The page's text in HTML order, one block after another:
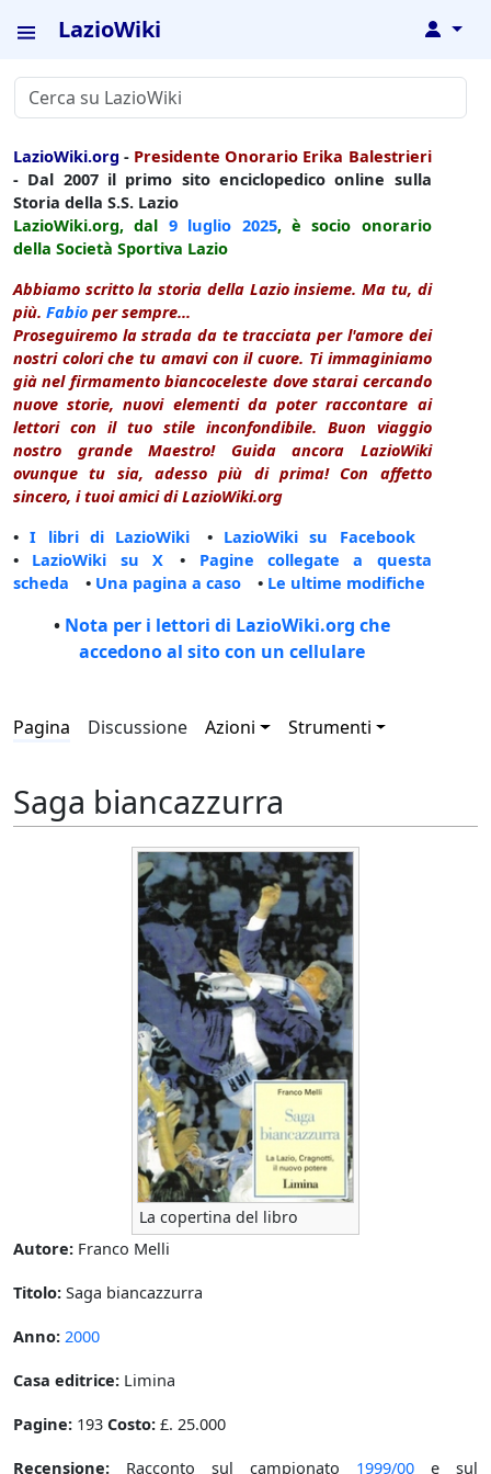
LazioWiki ↓
LazioWiki.org - Presidente Onorario Erika Balestrieri
- Dal 2007 il primo sito enciclopedico online sulla
Storia della S.S. Lazio
LazioWiki.org, dal 9 luglio 2025, è socio onorario
della Società Sportiva Lazio
Abbiamo scritto la storia della Lazio insieme. Ma tu, di
più. Fabio per sempre...
Proseguiremo la strada da te tracciata per l'amore dei
nostri colori che tu amavi con il cuore. Ti immaginiamo
già nel firmamento biancoceleste dove starai cercando
nuove storie, nuovi elementi da poter raccontare ai
lettori con il tuo stile inconfondibile. Buon viaggio
nostro grande Maestro! Guida ancora LazioWiki
ovunque tu sia, adesso più di prima! Con affetto
sincero, i tuoi amici di LazioWiki.org
•I libri di LazioWiki • LazioWiki su Facebook
• LazioWiki su X • Pagine collegate a questa
scheda • Una pagina a caso • Le ultime modifiche
• Nota per i lettori di LazioWiki.org che
accedono al sito con un cellulare
Pagina Discussione Azioni Strumenti
Saga biancazzurra
La copertina del libro
Autore: Franco Melli
Titolo: Saga biancazzurra
Anno: 2000
Casa editrice: Limina
Pagine: 193 Costo: £. 25.000
Recensione: Racconto sul campionato 1999/00 e sul